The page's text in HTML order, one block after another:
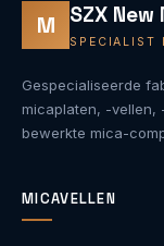
M SZX
SPECIALIST
Gespecialiseerde
micaplaten, -vellen,
bewerkte mica-
MICAVELLEN